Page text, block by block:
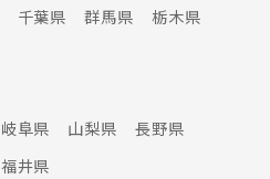
千葉県 群馬県
栃木県
岐阜県 山梨県
長野県
福井県